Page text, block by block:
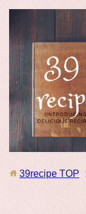
39recipe TOP